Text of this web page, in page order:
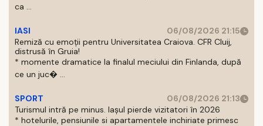
ca ...
IASI
06/08/2026 21:15
Remiză cu emoții pentru Universitatea Craiova. CFR Cluij,
distrusă în Gruia!
* momente dramatice la finalul meciului din Finlanda, după
ce un juc� ...
SPORT
06/08/2026 21:13
Turismul intră pe minus. Iașul pierde vizitatori în 2026
* hotelurile, pensiunile si apartamentele inchiriate primesc